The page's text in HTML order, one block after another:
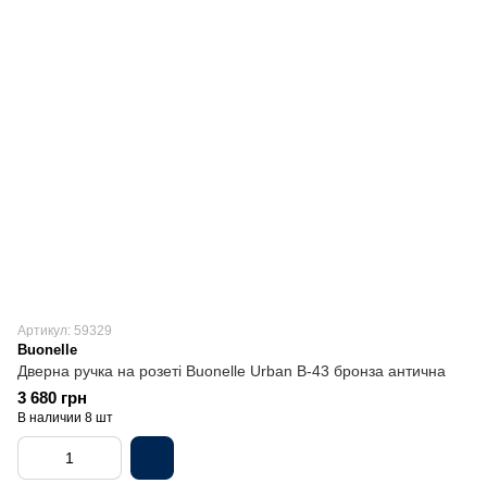
Артикул: 59329
Buonelle
Дверна ручка на розеті Buonelle Urban B-43 бронза антична
3 680 грн
В наличии 8 шт